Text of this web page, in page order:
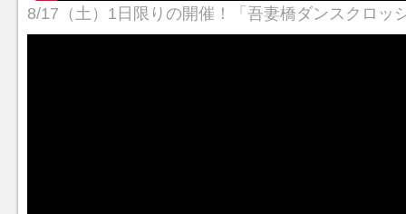
8/17（土）1日限りの開催！「吾妻橋ダンスクロッ